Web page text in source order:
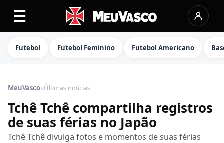
☰
Futebol Futebol Feminino Futebol Americano
MeuVasco›Últimas notícias
Tchê Tchê compartilha registros
de suas férias no Japão
Tchê Tchê divulga fotos e momentos de suas férias